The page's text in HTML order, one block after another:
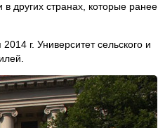
других странах, которые ранее
г. Университет сельского и